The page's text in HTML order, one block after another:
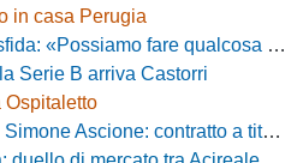
in casa Perugia
di storico e regalarci la trasferta a Genova»
Serie B arriva Castorri
Ospitaletto
contratto a titolo definitivo fino al 2029